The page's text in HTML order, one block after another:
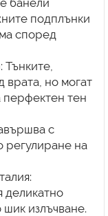
подплънки
според
врата, но могат
перфектен тен
с
регулиране на
деликатно
излъчване.